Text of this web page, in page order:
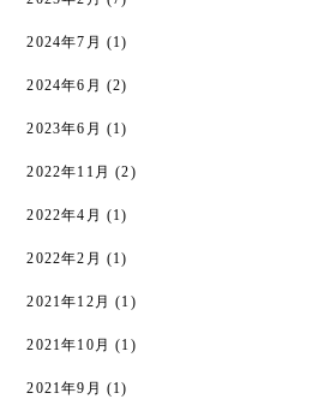
2024年7月 (1)
2024年6月 (2)
2023年6月 (1)
2022年11月 (2)
2022年4月 (1)
2022年2月 (1)
2021年12月 (1)
2021年10月 (1)
2021年9月 (1)